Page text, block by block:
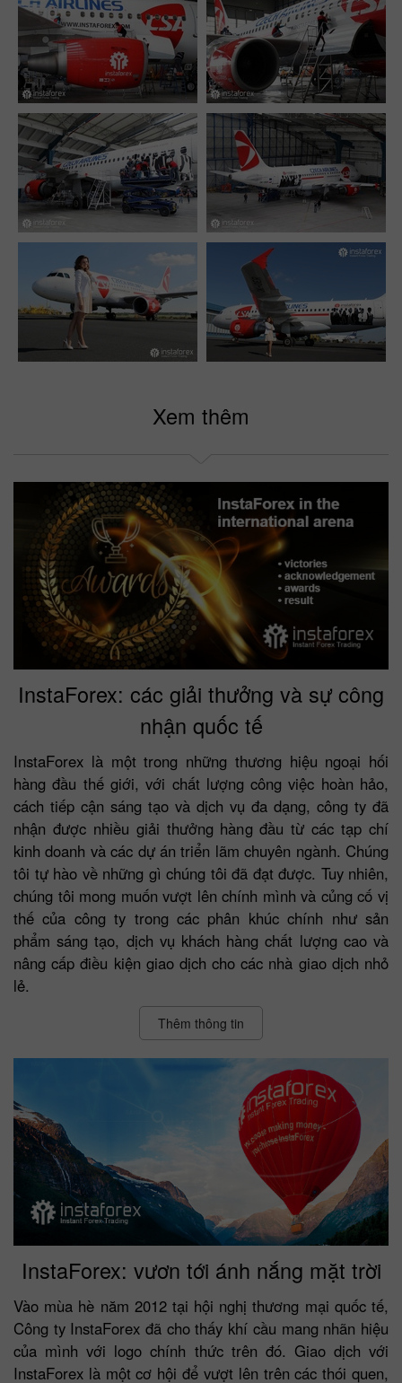
Xem thêm
InstaForex: các giải thưởng và sự công
nhận quốc tế
InstaForex là một trong những thương hiệu ngoại hối
hàng đầu thế giới, với chất lượng công việc hoàn hảo,
cách tiếp cận sáng tạo và dịch vụ đa dạng, công ty đã
nhận được nhiều giải thưởng hàng đầu từ các tạp chí
kinh doanh và các dự án triển lãm chuyên ngành. Chúng
tôi tự hào về những gì chúng tôi đã đạt được. Tuy nhiên,
chúng tôi mong muốn vượt lên chính mình và củng cố vị
thế của công ty trong các phân khúc chính như sản
phẩm sáng tạo, dịch vụ khách hàng chất lượng cao và
nâng cấp điều kiện giao dịch cho các nhà giao dịch nhỏ
lẻ.
Thêm thông tin
InstaForex: vươn tới ánh nắng mặt trời
Vào mùa hè năm 2012 tại hội nghị thương mại quốc tế,
Công ty InstaForex đã cho thấy khí cầu mang nhãn hiệu
của mình với logo chính thức trên đó. Giao dịch với
InstaForex là một cơ hội để vượt lên trên các thói quen,